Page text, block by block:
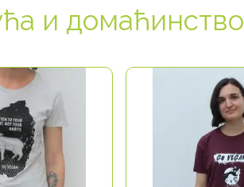
и домаћинство